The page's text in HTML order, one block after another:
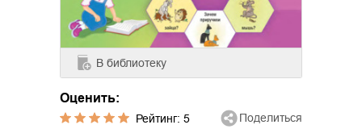
В библиотеку
Оценить:
Рейтинг: 5 Поделиться